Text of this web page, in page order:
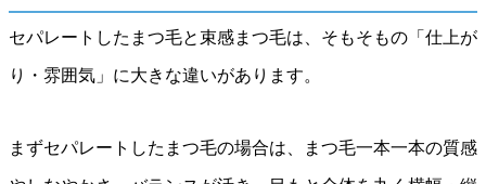
セパレートしたまつ毛と束感まつ毛は、そもそもの「仕上が
り・雰囲気」に大きな違いがあります。
まずセパレートしたまつ毛の場合は、まつ毛一本一本の質感